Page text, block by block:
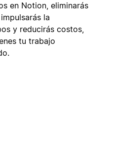
en Notion, eliminarás
la
y reducirás costos,
tu trabajo